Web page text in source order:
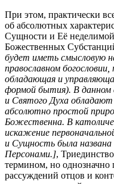
При этом, практически
об абсолютных
Сущности и Её
Божественных
будет иметь смысловую
православном
обладающая и
формой бытия). В
и Святого Духа обладают
абсолютно простой
Божественна. В
искажение
и Сущность была
Персонами.],
термином, но однозначно
рассуждений отцов и